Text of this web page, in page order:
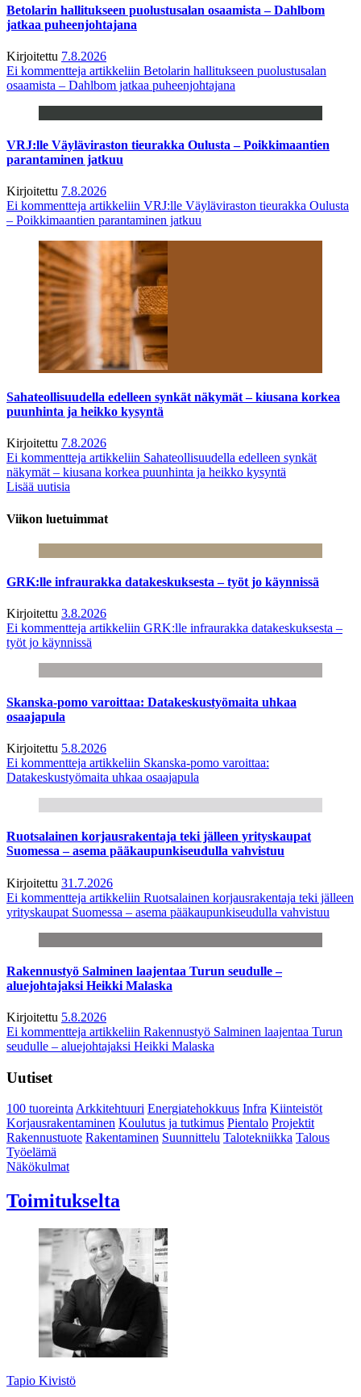
Betolarin hallitukseen puolustusalan osaamista – Dahlbom
jatkaa puheenjohtajana
Kirjoitettu 7.8.2026
Ei kommentteja artikkeliin Betolarin hallitukseen puolustusalan
osaamista – Dahlbom jatkaa puheenjohtajana
VRJ:lle Väyläviraston tieurakka Oulusta – Poikkimaantien
parantaminen jatkuu
Kirjoitettu 7.8.2026
Ei kommentteja artikkeliin VRJ:lle Väyläviraston tieurakka Oulusta
– Poikkimaantien parantaminen jatkuu
Sahateollisuudella edelleen synkät näkymät – kiusana korkea
puunhinta ja heikko kysyntä
Kirjoitettu 7.8.2026
Ei kommentteja artikkeliin Sahateollisuudella edelleen synkät
näkymät – kiusana korkea puunhinta ja heikko kysyntä
Lisää uutisia
Viikon luetuimmat
GRK:lle infraurakka datakeskuksesta – työt jo käynnissä
Kirjoitettu 3.8.2026
Ei kommentteja artikkeliin GRK:lle infraurakka datakeskuksesta –
työt jo käynnissä
Skanska-pomo varoittaa: Datakeskustyömaita uhkaa
osaajapula
Kirjoitettu 5.8.2026
Ei kommentteja artikkeliin Skanska-pomo varoittaa:
Datakeskustyömaita uhkaa osaajapula
Ruotsalainen korjausrakentaja teki jälleen yrityskaupat
Suomessa – asema pääkaupunkiseudulla vahvistuu
Kirjoitettu 31.7.2026
Ei kommentteja artikkeliin Ruotsalainen korjausrakentaja teki jälleen
yrityskaupat Suomessa – asema pääkaupunkiseudulla vahvistuu
Rakennustyö Salminen laajentaa Turun seudulle –
aluejohtajaksi Heikki Malaska
Kirjoitettu 5.8.2026
Ei kommentteja artikkeliin Rakennustyö Salminen laajentaa Turun
seudulle – aluejohtajaksi Heikki Malaska
Uutiset
100 tuoreintaArkkitehtuuri Energiatehokkuus Infra Kiinteistöt
Korjausrakentaminen Koulutus ja tutkimus Pientalo Projektit
Rakennustuote Rakentaminen Suunnittelu Talotekniikka Talous
Työelämä
Näkökulmat
Toimitukselta
Tapio Kivistö